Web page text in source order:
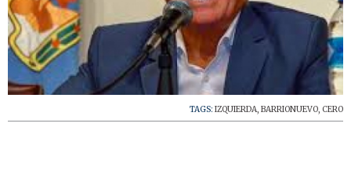
TAGS: IZQUIERDA, BARRIONUEVO, CERO